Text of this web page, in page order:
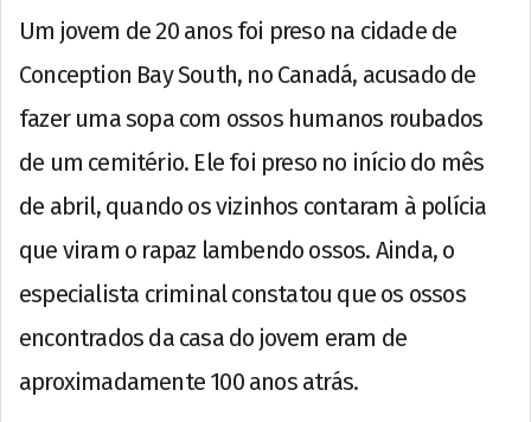
Um jovem de 20 anos foi preso na cidade de
Conception Bay South, no Canadá, acusado de
fazer uma sopa com ossos humanos roubados
de um cemitério. Ele foi preso no início do mês
de abril, quando os vizinhos contaram à polícia
que viram o rapaz lambendo ossos. Ainda, o
especialista criminal constatou que os ossos
encontrados da casa do jovem eram de
aproximadamente 100 anos atrás.